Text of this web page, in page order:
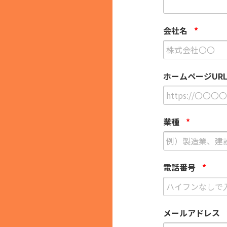
会社名 *
ホームページURL
業種 *
電話番号 *
メールアドレス